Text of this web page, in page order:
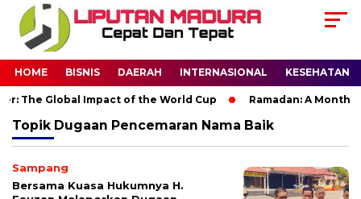
HOME BISNIS DAERAH INTERNASIONAL KESEHATAN
The Global Impact of the World Cup Ramadan: A Month
Topik Dugaan Pencemaran Nama Baik
Sampang
Bersama Kuasa Hukumnya H.